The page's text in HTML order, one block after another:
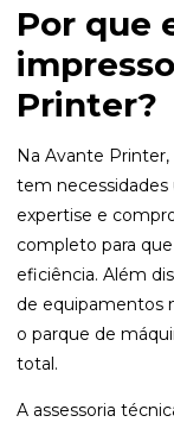
Por que
Printer?
Na Avante
tem necessidades
expertise e
completo para
eficiência. Além
de equipamentos
o parque de
total.
A assessoria